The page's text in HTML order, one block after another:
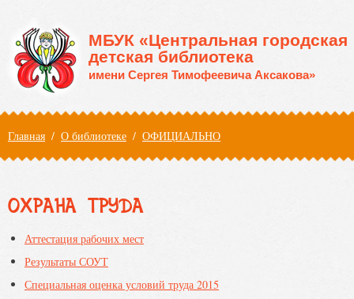
МБУК «Центральная городская
детская библиотека
имени Сергея Тимофеевича Аксакова»
Вы здесь
Главная / О библиотеке / ОФИЦИАЛЬНО
ОХРАНА ТРУДА
Аттестация рабочих мест
Результаты СОУТ
Специальная оценка условий труда 2015